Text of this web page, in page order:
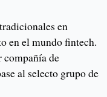
en
en el mundo fintech.
compañía de
al selecto grupo de